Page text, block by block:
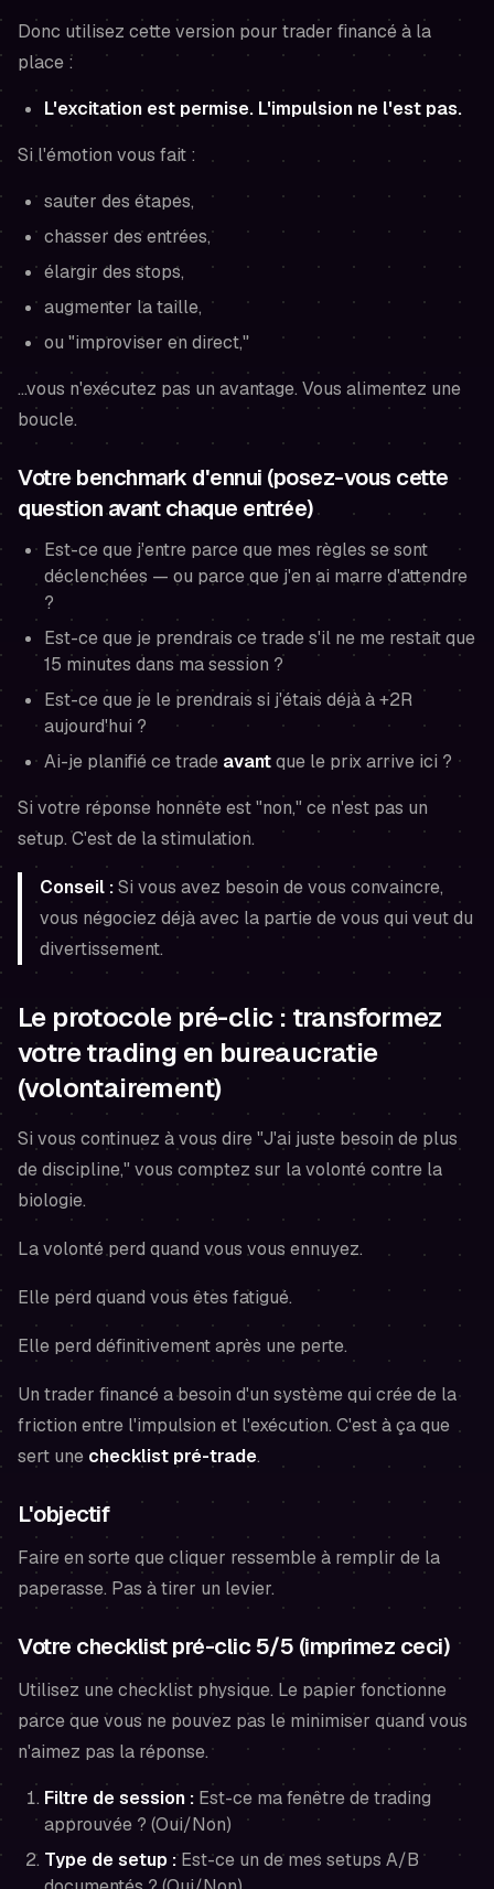
Donc utilisez cette version pour trader financé à la
place :
L'excitation est permise. L'impulsion ne l'est pas.
Si l'émotion vous fait :
sauter des étapes,
chasser des entrées,
élargir des stops,
augmenter la taille,
ou "improviser en direct,"
...vous n'exécutez pas un avantage. Vous alimentez une
boucle.
Votre benchmark d'ennui (posez-vous cette
question avant chaque entrée)
Est-ce que j'entre parce que mes règles se sont
déclenchées — ou parce que j'en ai marre d'attendre
?
Est-ce que je prendrais ce trade s'il ne me restait que
15 minutes dans ma session ?
Est-ce que je le prendrais si j'étais déjà à +2R
aujourd'hui ?
Ai-je planifié ce trade avantque le prix arrive ici ?
Si votre réponse honnête est "non," ce n'est pas un
setup. C'est de la stimulation.
Conseil :Si vous avez besoin devous convaincre,
vous négociez déjà avec la partie de vous qui veut du
divertissement.
Le protocole pré-clic : transformez
votre trading en bureaucratie
(volontairement)
Si vous continuez à vous dire "J'ai juste besoin de plus
de discipline," vous comptez sur la volonté contre la
biologie.
La volonté perd quand vous vous ennuyez.
Elle perd quand vous êtes fatigué.
Elle perd définitivement après une perte.
Un trader financé a besoin d'un système qui crée de la
friction entre l'impulsion et l'exécution. C'est à ça que
sert une checklist pré-trade.
L'objectif
Faire en sorte que cliquer ressemble à remplir de la
paperasse. Pas à tirer un levier.
Votre checklist pré-clic 5/5 (imprimez ceci)
Utilisez une checklist physique. Le papier fonctionne
parce que vous ne pouvez pas le minimiser quand vous
n'aimez pas la réponse.
Filtre de session : Est-ce ma fenêtre de trading
approuvée ? (Oui/Non)
Type de setup :Est-ce un de mes setups A/B